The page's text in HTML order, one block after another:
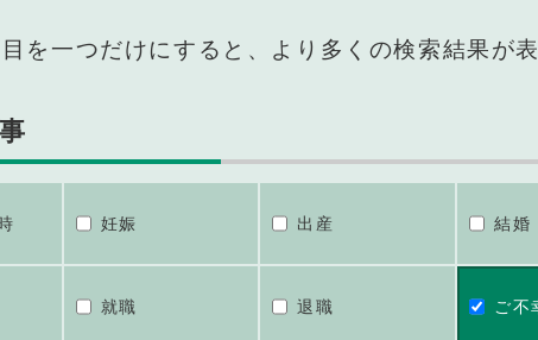
を一つだけにすると、より多くの検索結果が
妊娠 出産 結婚
就職 退職 ご不